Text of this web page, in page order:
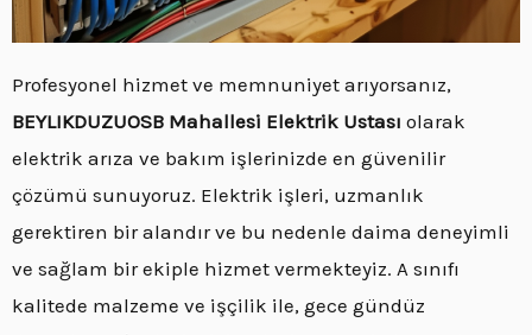
Profesyonel hizmet ve memnuniyet arıyorsanız,
BEYLIKDUZUOSB Mahallesi Elektrik Ustası olarak
elektrik arıza ve bakım işlerinizde en güvenilir
çözümü sunuyoruz. Elektrik işleri, uzmanlık
gerektiren bir alandır ve bu nedenle daima deneyimli
ve sağlam bir ekiple hizmet vermekteyiz. A sınıfı
kalitede malzeme ve işçilik ile, gece gündüz